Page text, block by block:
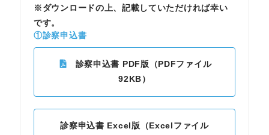
※ダウンロードの上、記載していただければ幸い
です。
①診察申込書
診察申込書 PDF版（PDFファイル
92KB）
診察申込書 Excel版（Excelファイル